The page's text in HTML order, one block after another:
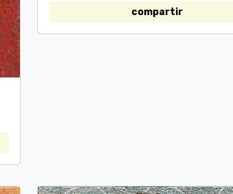
compartir